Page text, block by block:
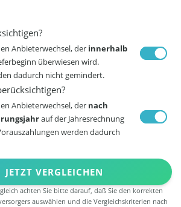
Anbieterwechsel, der innerhalb
überwiesen wird.
dadurch nicht gemindert.
Anbieterwechsel, der nach
auf der Jahresrechnung
werden dadurch
JETZT VERGLEICHEN
achten Sie bitte darauf, daß Sie den korrekten
auswählen und die Vergleichskriterien nach